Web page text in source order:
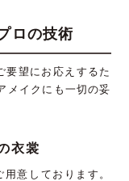
ロの技術
要望にお応えするた
メイクにも一切の妥
衣裳
意しております。